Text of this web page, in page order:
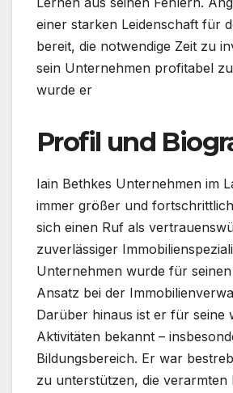
einer starken Leidenschaft für
bereit, die notwendige Zeit zu
sein Unternehmen profitabel
wurde er
Profil und
Iain Bethkes Unternehmen im
immer größer und
sich einen Ruf als
zuverlässiger
Unternehmen wurde für
Ansatz bei der
Darüber hinaus ist er für seine
Aktivitäten bekannt –
Bildungsbereich. Er war
zu unterstützen, die verarmten